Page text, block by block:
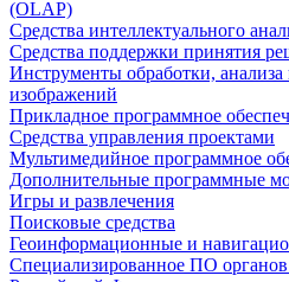
(OLAP)
Средства интеллектуального
Средства поддержки принятия
Инструменты обработки, анализа
изображений
Прикладное программное
Средства управления проектами
Мультимедийное программное
Дополнительные программные
Игры и развлечения
Поисковые средства
Геоинформационные и
Специализированное ПО